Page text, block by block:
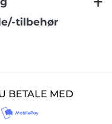
tilbehør
BETALE MED